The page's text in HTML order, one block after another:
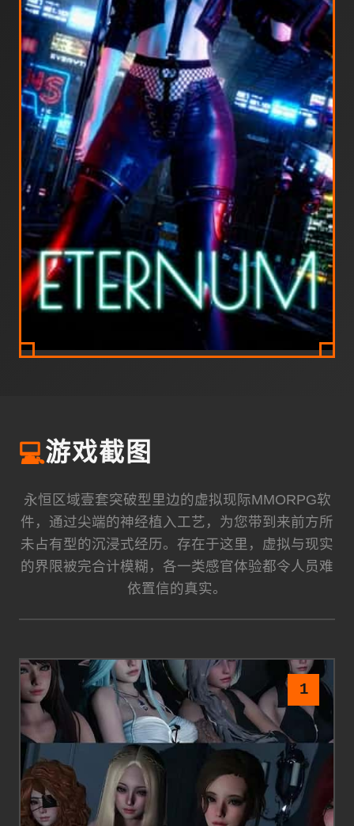
💻游戏截图
永恒区域壹套突破型里边的虚拟现际MMORPG软
件，通过尖端的神经植入工艺，为您带到来前方所
未占有型的沉浸式经历。存在于这里，虚拟与现实
的界限被完合计模糊，各一类感官体验都令人员难
依置信的真实。
1